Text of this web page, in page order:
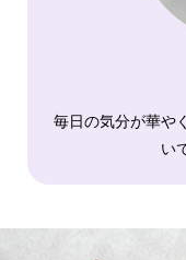
毎日の気分が華や
い